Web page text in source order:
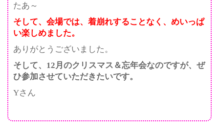
たあ～
そして、会場では、着崩れすることなく、めいっぱ
い楽しめました。
ありがとうございました。
そして、12月のクリスマス＆忘年会なのですが、ぜ
ひ参加させていただきたいです。
Yさん